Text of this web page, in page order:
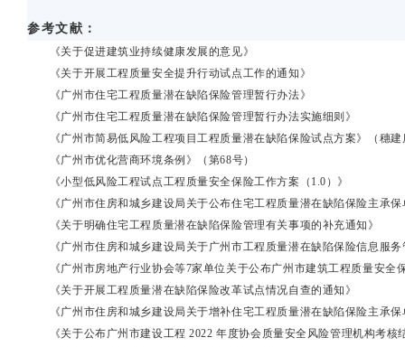
参考文献：
《关于促进建筑业持续健康发展的意见》
《关于开展工程质量安全提升行动试点工作的通知》
《广州市住宅工程质量潜在缺陷保险管理暂行办法》
《广州市住宅工程质量潜在缺陷保险管理暂行办法实施细则》
《广州市简易低风险工程项目工程质量潜在缺陷保险试点方案》（穗
《广州市优化营商环境条例》（第68号）
《小型低风险工程试点工程质量安全保险工作方案（1.0）》
《广州市住房和城乡建设局关于公布住宅工程质量潜在缺陷保险主承
《关于明确住宅工程质量潜在缺陷保险管理有关事项的补充通知》
《广州市住房和城乡建设局关于广州市工程质量潜在缺陷保险信息服
《广州市房地产行业协会等7家单位关于公布广州市建筑工程质量安
《关于开展工程质量潜在缺陷保险改革试点情况自查的通知》
《广州市住房和城乡建设局关于增补住宅工程质量潜在缺陷保险主承
《关于公布广州市建设工程 2022 年度协会质量安全风险管理机构考核